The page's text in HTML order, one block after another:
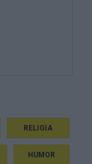
RELIGIA
HUMOR